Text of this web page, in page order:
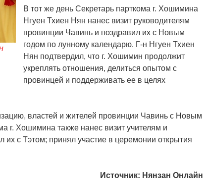
В тот же день Секретарь парткома г. Хошимина
Нгуен Тхиен Нян нанес визит руководителям
провинции Чавинь и поздравил их с Новым
годом по лунному календарю. Г-н Нгуен Тхиен
Нян подтвердил, что г. Хошимин продолжит
укреплять отношения, делиться опытом с
провинцей и поддерживать ее в целях
властей и жителей провинции Чавинь с Новым
г. Хошимина также нанес визит учителям и
с Тэтом; принял участие в церемонии открытия
Источник: Нянзан Онлайн